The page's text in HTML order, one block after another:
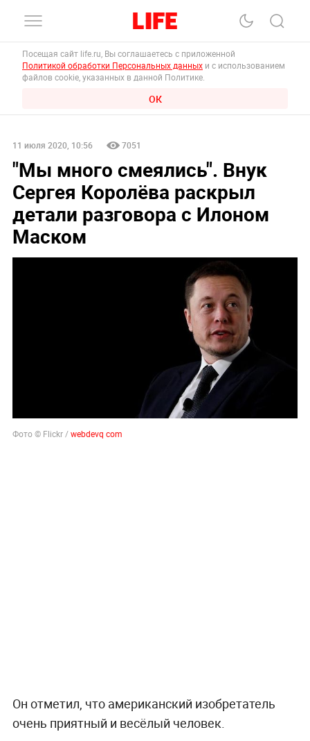
Посещая сайт life.ru, Вы соглашаетесь с приложенной
Политикой обработки Персональных данных и с использованием
файлов cookie, указанных в данной Политике.
ОК
11 июля 2020, 10:56 7051
"Мы много смеялись". Внук
Сергея Королёва раскрыл
детали разговора с Илоном
Маском
Фото © Flickr /webdevq com
Он отметил, что американский изобретатель
очень приятный и весёлый человек.